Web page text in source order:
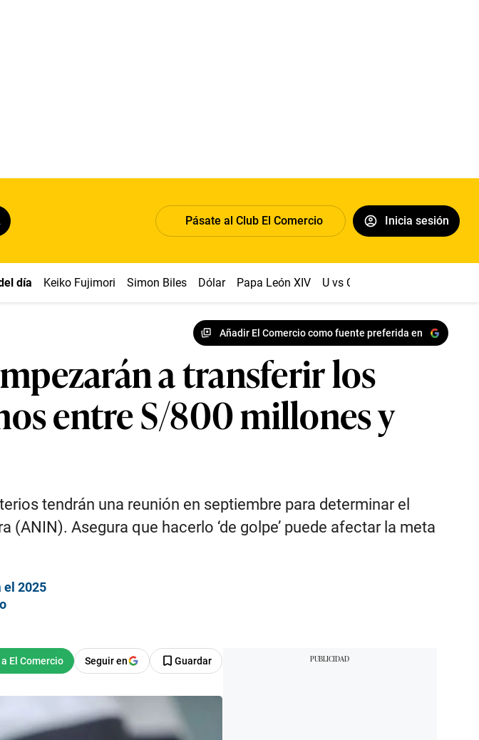
Pásate al Club El Comercio Inicia sesión
día Keiko Fujimori Simon Biles Dólar Papa León XIV U vs Cristal
Añadir El Comercio como fuente preferida en
a transferir los
entre S/800 millones y
tendrán una reunión en septiembre para determinar el
Asegura que hacerlo ‘de golpe’ puede afectar la meta
el 2025
Seguir en Guardar